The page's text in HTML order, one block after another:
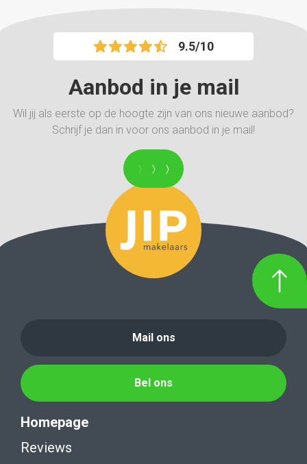
9.5/10
Aanbod in je mail
Wil jij als eerste op de hoogte zijn van ons nieuwe aanbod?
Schrijf je dan in voor ons aanbod in je mail!
Mail ons
Bel ons
Homepage
Reviews